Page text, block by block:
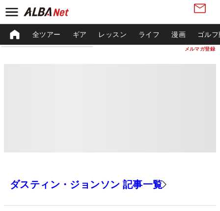
メルマガ登録
全ツアー ギア レッスン ライフ 漫画 ゴル
ダスティン・ジョンソン 記事一覧